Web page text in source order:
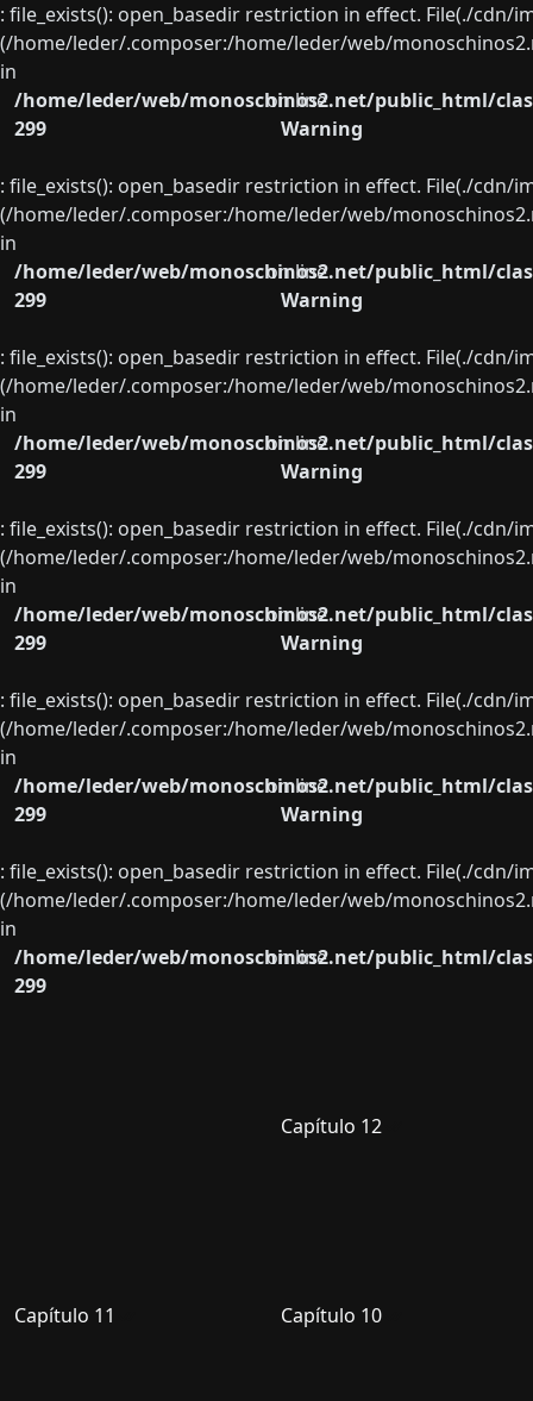
: file_exists(): open_basedir restriction in effect. File(./
(/home/leder/.composer:/home/leder/web/
in
/home/leder/web/monoschinos2.net/public_html/
on line
299
Warning
: file_exists(): open_basedir restriction in effect. File(./
(/home/leder/.composer:/home/leder/web/
in
/home/leder/web/monoschinos2.net/public_html/
on line
299
Warning
: file_exists(): open_basedir restriction in effect. File(./
(/home/leder/.composer:/home/leder/web/
in
/home/leder/web/monoschinos2.net/public_html/
on line
299
Warning
: file_exists(): open_basedir restriction in effect. File(./
(/home/leder/.composer:/home/leder/web/
in
/home/leder/web/monoschinos2.net/public_html/
on line
299
Warning
: file_exists(): open_basedir restriction in effect. File(./
(/home/leder/.composer:/home/leder/web/
in
/home/leder/web/monoschinos2.net/public_html/
on line
299
Warning
: file_exists(): open_basedir restriction in effect. File(./
(/home/leder/.composer:/home/leder/web/
in
/home/leder/web/monoschinos2.net/public_html/
on line
299
Capítulo 12
Capítulo 11 Capítulo 10